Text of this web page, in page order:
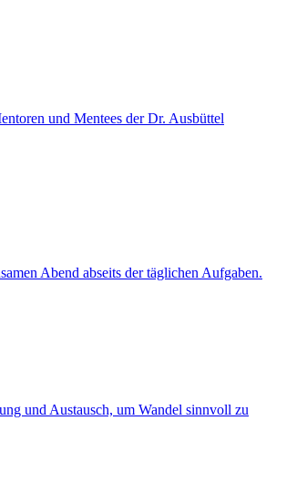
und Mentees der Dr. Ausbüttel
Abend abseits der täglichen Aufgaben.
und Austausch, um Wandel sinnvoll zu